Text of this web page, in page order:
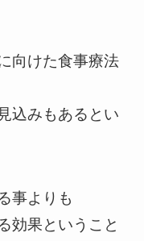
向けた食事療法
込みもあるとい
事よりも
効果ということ